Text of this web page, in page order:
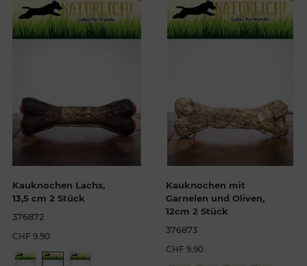
Kauknochen Lachs,
13,5 cm 2 Stück
376872
CHF 9.90
Kauknochen mit
Garnelen und Oliven,
12cm 2 Stück
376873
CHF 9.90